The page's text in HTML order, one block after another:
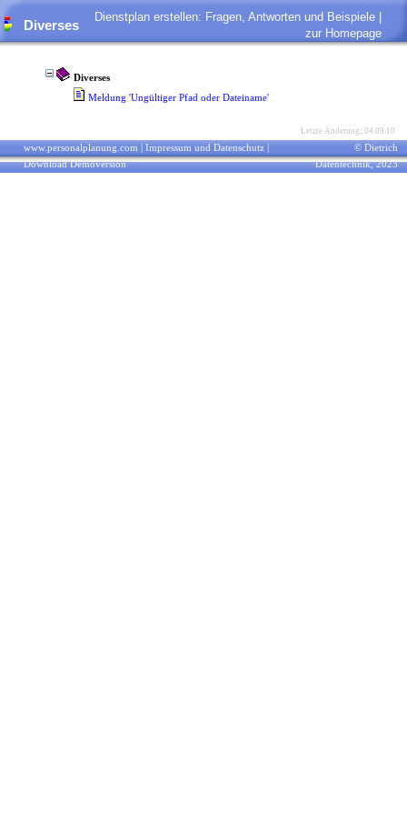
Diverses
Dienstplan erstellen: Fragen, Antworten und Beispiele |
zur Homepage
Diverses
Meldung 'Ungültiger Pfad oder Dateiname'
Letzte Änderung: 04.09.10
www.personalplanung.com Impressum und Datenschutz
Download Demoversion
© Dietrich
Datentechnik, 2023